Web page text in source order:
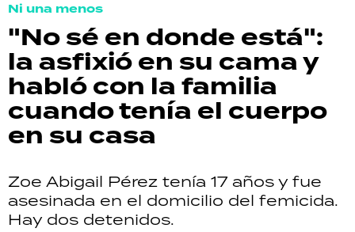
Ni una menos
"No sé en donde está":
la asfixió en su cama y
habló con la familia
cuando tenía el cuerpo
en su casa
Zoe Abigail Pérez tenía 17 años y fue
asesinada en el domicilio del femicida.
Hay dos detenidos.
ACTUALIDAD
POLICIALES
ECONOMÍA
GRAN HERMANO
SALUD
DEPORTES